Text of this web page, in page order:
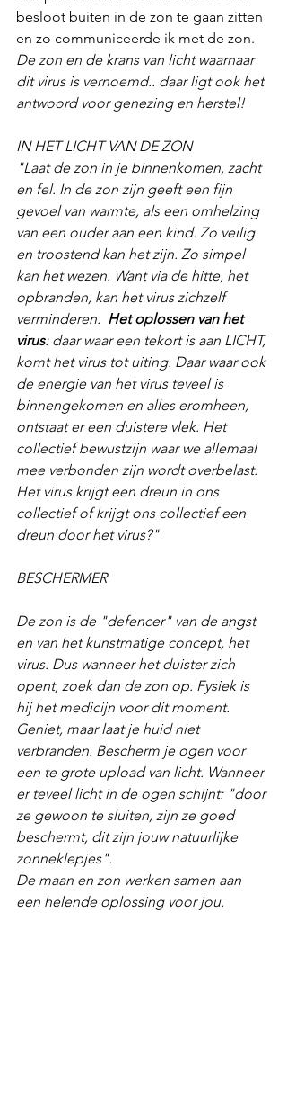
besloot buiten in de zon te gaan zitten
en zo communiceerde ik met de zon.
De zon en de krans van licht waarnaar
dit virus is vernoemd.. daar ligt ook het
antwoord voor genezing en herstel!
IN HET LICHT VAN DE ZON
"Laat de zon in je binnenkomen, zacht
en fel. In de zon zijn geeft een fijn
gevoel van warmte, als een omhelzing
van een ouder aan een kind. Zo veilig
en troostend kan het zijn. Zo simpel
kan het wezen. Want via de hitte, het
opbranden, kan het virus zichzelf
verminderen. Het oplossen van het
virus: daar waar een tekort is aan LICHT,
komt het virus tot uiting. Daar waar ook
de energie van het virus teveel is
binnengekomen en alles eromheen,
ontstaat er een duistere vlek. Het
collectief bewustzijn waar we allemaal
mee verbonden zijn wordt overbelast.
Het virus krijgt een dreun in ons
collectief of krijgt ons collectief een
dreun door het virus?"
BESCHERMER
De zon is de "defencer" van de angst
en van het kunstmatige concept, het
virus. Dus wanneer het duister zich
opent, zoek dan de zon op. Fysiek is
hij het medicijn voor dit moment.
Geniet, maar laat je huid niet
verbranden. Bescherm je ogen voor
een te grote upload van licht. Wanneer
er teveel licht in de ogen schijnt: "door
ze gewoon te sluiten, zijn ze goed
beschermt, dit zijn jouw natuurlijke
zonneklepjes".
De maan en zon werken samen aan
een helende oplossing voor jou.